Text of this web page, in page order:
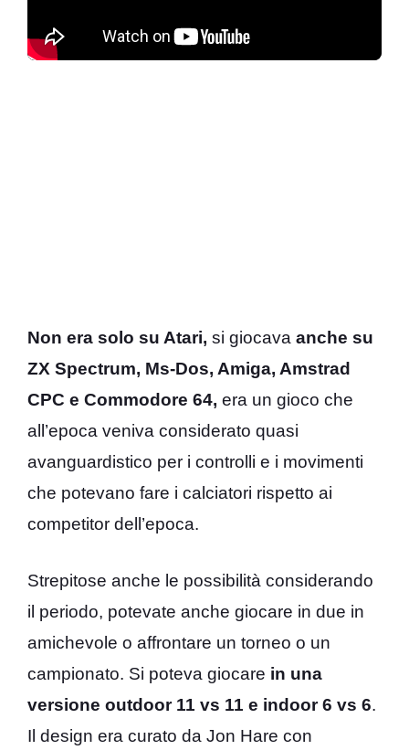
Non era solo su Atari, si giocava anche su
ZX Spectrum, Ms-Dos, Amiga, Amstrad
CPC e Commodore 64, era un gioco che
all’epoca veniva considerato quasi
avanguardistico per i controlli e i movimenti
che potevano fare i calciatori rispetto ai
competitor dell’epoca.
Strepitose anche le possibilità considerando
il periodo, potevate anche giocare in due in
amichevole o affrontare un torneo o un
campionato. Si poteva giocare in una
versione outdoor 11 vs 11 e indoor 6 vs 6.
Il design era curato da Jon Hare con